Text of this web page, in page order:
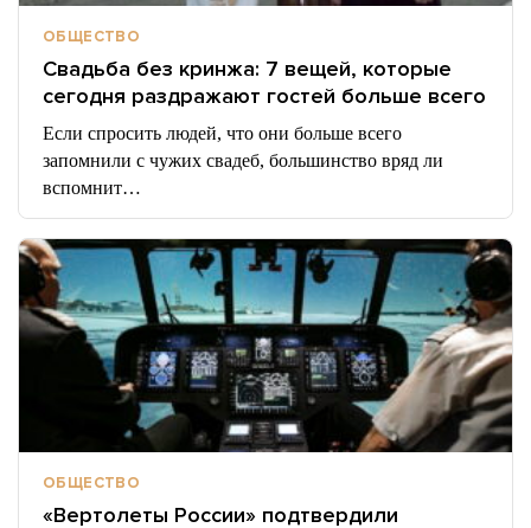
ОБЩЕСТВО
Свадьба без кринжа: 7 вещей, которые
сегодня раздражают гостей больше всего
Если спросить людей, что они больше всего
запомнили с чужих свадеб, большинство вряд ли
вспомнит…
ОБЩЕСТВО
«Вертолеты России» подтвердили